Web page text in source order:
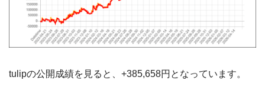
tulipの公開成績を見ると、+385,658円となっています。